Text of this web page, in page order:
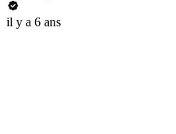
il y a 6 ans